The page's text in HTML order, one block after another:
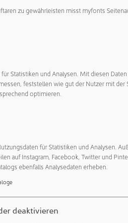
selbst für ungewöhnliche
und die Garage kurzerhand zum
das Kundenprodukt zu klein, so
war. Eingeschleust wurden
Bauteil von mehr als 3 t
und für den Kunden
Bereichen eingesetzt. Für
nur bedingt geeignet.
Mindestdauer von einem Monat
werden – ob 3 Monate oder
Nutzen
zu gewährleisten misst myfonts
Statistiken und Analysen. Mit diesen
feststellen wie gut der Nutzer mit der
optimieren.
für Statistiken und Analysen.
auf Instagram, Facebook, Twitter und
ebenfalls Analysedaten erheben.
deaktivieren